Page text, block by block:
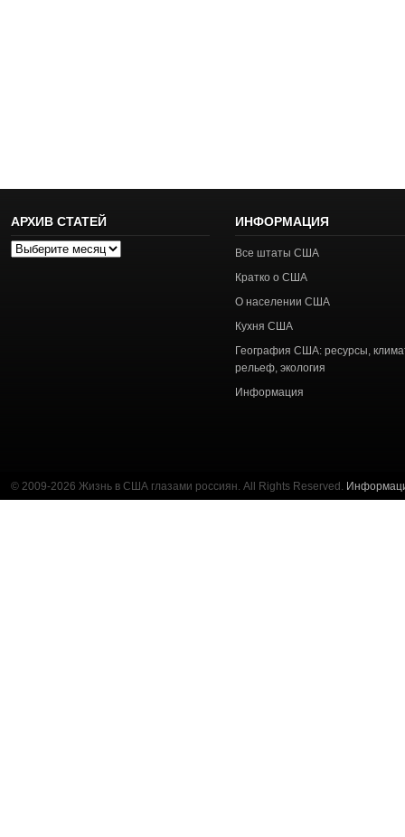
АРХИВ СТАТЕЙ
Архив
ИНФОРМАЦИЯ
Все штаты США
Кратко о США
О населении США
Кухня США
География США: ресурсы,
рельеф, экология
Информация
© 2009-2026 Жизнь в США глазами россиян. All Rights Reserved.